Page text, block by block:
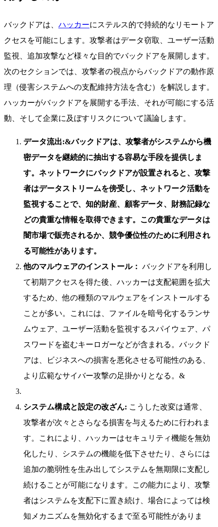
バックドアは、 ハッカーにステルス的で持続的なリモートア
クセスを可能にします。攻撃者はデータ窃取、ユーザー活動
監視、追加攻撃など様々な目的でバックドアを展開します。
次のセクションでは、攻撃者の視点からバックドアの動作原
理（侵害システムへの支配維持方法を含む）を解説します。
ハッカーがバックドアを展開する手法、それが可能にする活
動、そして企業に及ぼすリスクについて議論します。
データ流出:&バックドアは、攻撃者がシステムから機
密データを継続的に抽出する容易な手段を提供しま
す。ネットワークにバックドアが設置されると、攻撃
者はデータストリームを傍受し、ネットワーク活動を
監視することで、知的財産、顧客データ、財務記録な
どの貴重な情報を取得できます。この貴重なデータは
闇市場で販売されるか、競争優位性のために利用され
る可能性があります。
他のマルウェアのインストール： バックドアを利用し
て初期アクセスを得た後、ハッカーは支配範囲を拡大
するため、他の種類のマルウェアをインストールする
ことが多い。これには、ファイルを暗号化するランサ
ムウェア、ユーザー活動を監視するスパイウェア、パ
スワードを盗むキーロガーなどが含まれる。バックド
アは、ビジネスへの損害を悪化させる可能性のある、
より広範なサイバー攻撃の足掛かりとなる。&
システム構成と設定の改ざん: こうした改変は通常、
攻撃者が次々とさらなる損害を与えるために行われま
す。これにより、ハッカーはセキュリティ機能を無効
化したり、システムの機能を低下させたり、さらには
追加の脆弱性を生み出してシステムを無期限に支配し
続けることが可能になります。この能力により、攻撃
者はシステムを支配下に置き続け、場合によっては検
知メカニズムを無効化するまで至る可能性がありま